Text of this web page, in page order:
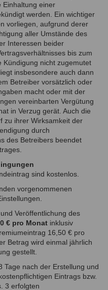
Einhaltung einer
werden. Ein wichtiger
vorliegen, aufgrund derer
aller Umstände des
Interessen beider
bis zum
Kündigung nicht zugemutet
insbesondere auch dann
Betreiber vorsätzlich oder
macht oder mit der
vereinbarten Vergütung
in Verzug gerät. Auch die
zu ihrer Wirksamkeit der
durch
des Betreibers beendet
sind kostenlos.
vorgenommenen
Veröffentlichung des
€ pro Monat inklusiv
16,50 € pro
Betrag wird einmal jährlich
gestellt.
Tage nach der Erstellung und
Eintrags bzw.
3 erfolgten